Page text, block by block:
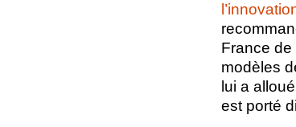
France de
modèles
lui a
est porté